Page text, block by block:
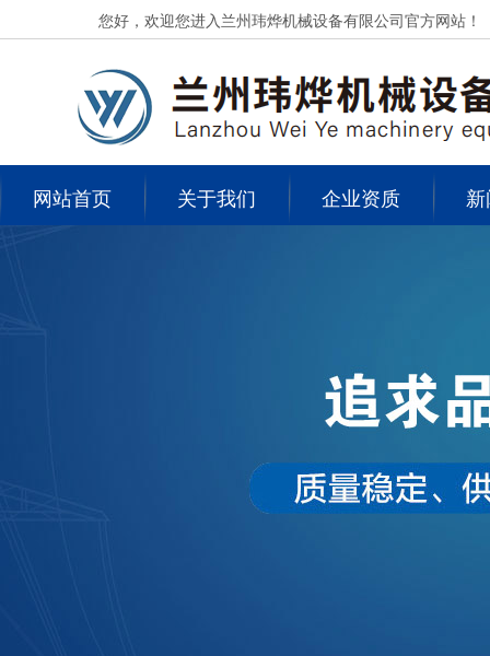
您好，欢迎您进入兰州玮烨机械设备有限公司官方网站！
网站首页 关于我们 企业资质